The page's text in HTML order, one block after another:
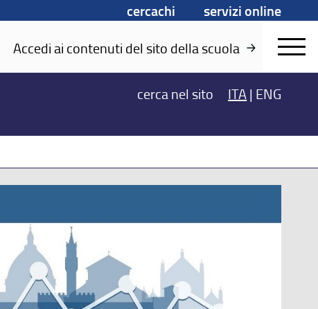
cercachi
servizi online
Accedi ai contenuti del sito della scuola
cerca nel sito ITA | ENG